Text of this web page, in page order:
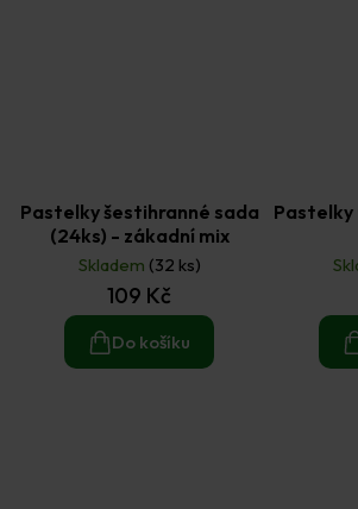
Pastelky šestihranné sada
(24ks) - zákadní mix
Skladem (32 ks)
109 Kč
Do košíku
Pastelky